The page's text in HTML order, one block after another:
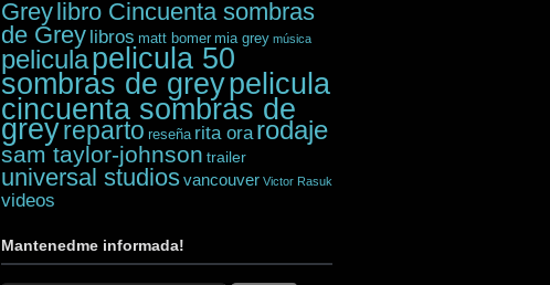
Greylibro Cincuenta sombras
de Grey libros matt bomer mia grey música
peliculapelicula 50
sombras de greypelicula
cincuenta sombras de
greyreparto reseña rita ora rodaje
sam taylor-johnson trailer
universal studiosvancouver Victor Rasuk
videos
Mantenedme informada!